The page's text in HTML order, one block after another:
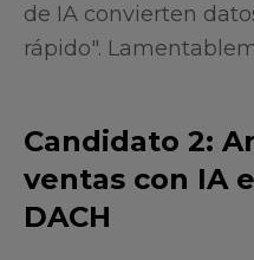
de IA convierten
rápido".
Candidato 2:
ventas con IA
DACH